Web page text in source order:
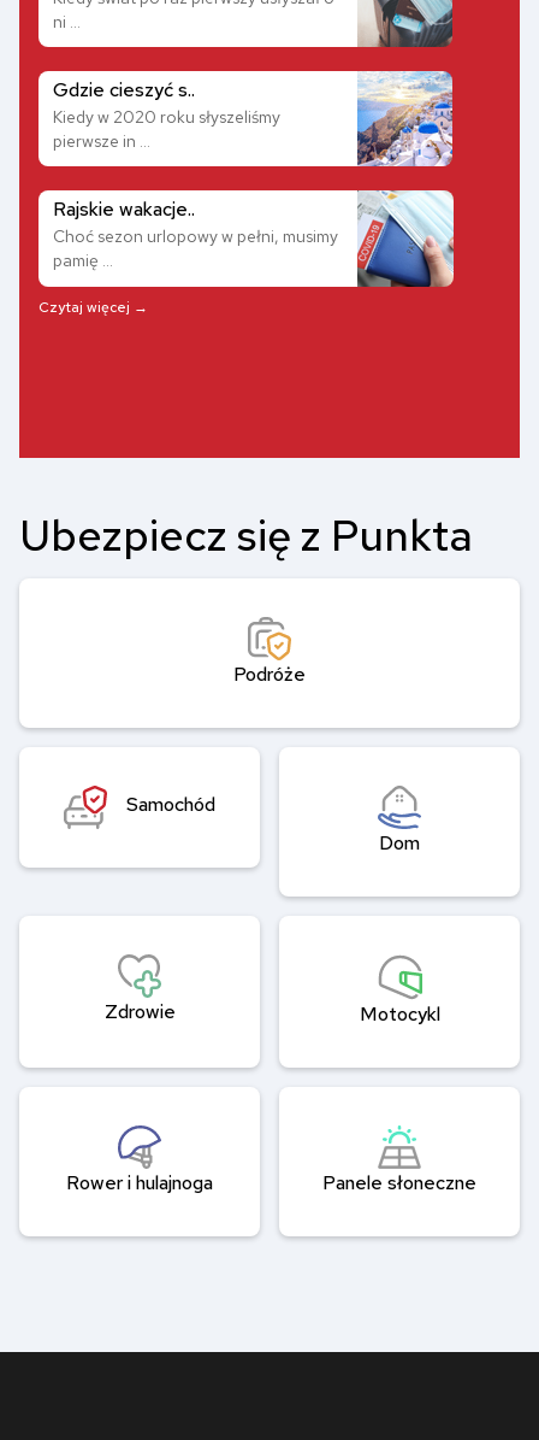
ni ...
Gdzie cieszyć s..
Kiedy w 2020 roku słyszeliśmy
pierwsze in ...
Rajskie wakacje..
Choć sezon urlopowy w pełni, musimy
pamię ...
Czytaj więcej →
Ubezpiecz się z Punkta
Podróże
Samochód
Dom
Zdrowie Motocykl
Rower ihulajnoga Panele słoneczne